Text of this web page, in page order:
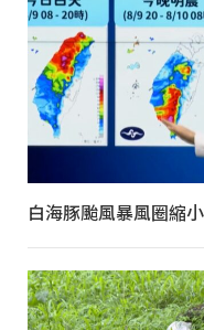
白海豚颱風暴風圈縮